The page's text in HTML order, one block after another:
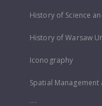
History of Science
History of Warsaw
Iconography
Spatial
...